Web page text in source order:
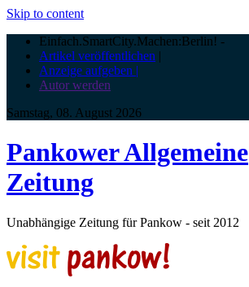
Skip to content
Einfach.SmartCity.Machen:Berlin! -
Artikel veröffentlichen |
Anzeige aufgeben |
Autor werden
Samstag, 08. August 2026
Pankower Allgemeine
Zeitung
Unabhängige Zeitung für Pankow - seit 2012